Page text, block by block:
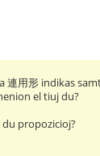
連用形 indikas
el tiuj du?
du propozicioj?